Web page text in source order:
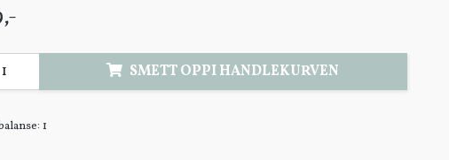
SMETT OPPI HANDLEKURVEN
1